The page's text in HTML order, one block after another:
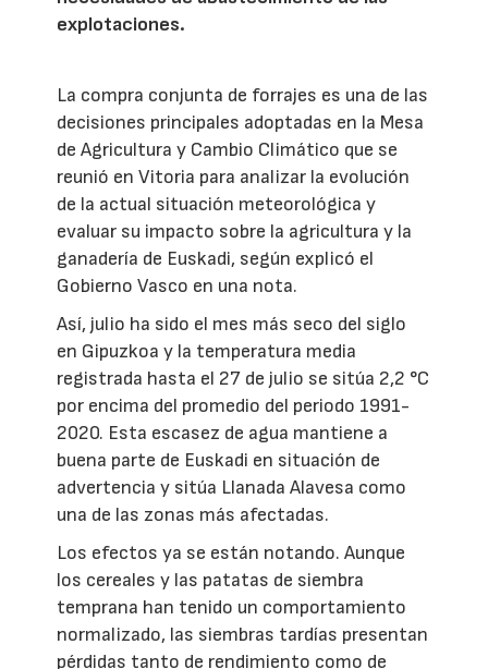
explotaciones.
La compra conjunta de forrajes es una de las
decisiones principales adoptadas en la Mesa
de Agricultura y Cambio Climático que se
reunió en Vitoria para analizar la evolución
de la actual situación meteorológica y
evaluar su impacto sobre la agricultura y la
ganadería de Euskadi, según explicó el
Gobierno Vasco en una nota.
Así, julio ha sido el mes más seco del siglo
en Gipuzkoa y la temperatura media
registrada hasta el 27 de julio se sitúa 2,2 °C
por encima del promedio del periodo 1991-
2020. Esta escasez de agua mantiene a
buena parte de Euskadi en situación de
advertencia y sitúa Llanada Alavesa como
una de las zonas más afectadas.
Los efectos ya se están notando. Aunque
los cereales y las patatas de siembra
temprana han tenido un comportamiento
normalizado, las siembras tardías presentan
pérdidas tanto de rendimiento como de